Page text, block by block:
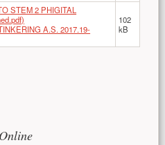
A.S. 2017.19-
102
kB